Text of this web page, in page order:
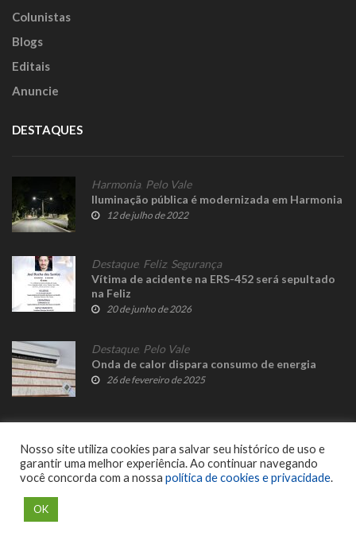
Colunistas
Blogs
Editais
Anuncie
DESTAQUES
Harmonia, Pelo Vale
Iluminação pública é modernizada em Harmonia
12 de julho de 2022
Destaque, Feliz, Segurança
Vítima de acidente na ERS-452 será sepultado
na Feliz
20 de junho de 2026
Destaque, Pelo Vale
Onda de calor dispara consumo de energia
26 de fevereiro de 2025
Nosso site utiliza cookies para salvar seu histórico de uso e
garantir uma melhor experiência. Ao continuar navegando
você concorda com a nossa política de cookies e privacidade.
OK